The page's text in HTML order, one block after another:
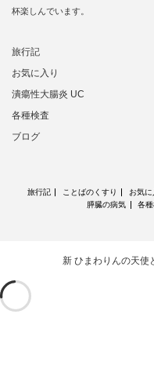
杯楽しんでいます。
旅行記
お気に入り
潰瘍性大腸炎 UC
各種検査
ブログ
旅行記 ことばのくすり お気に
膵臓の病気
各
新 ひまわりんの天使